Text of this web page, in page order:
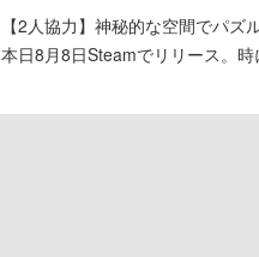
【2人協力】神秘的な空間でパ
本日8月8日Steamでリリース。